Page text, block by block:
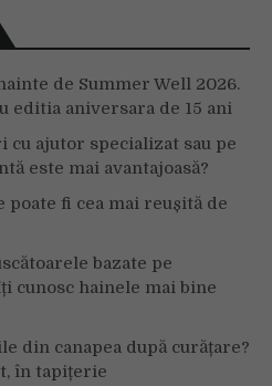
de Summer Well 2026.
editia aniversara de 15 ani
cu ajutor specializat sau pe
este mai avantajoasă?
fi cea mai reușită de
bazate pe
cunosc hainele mai bine
din canapea după curățare?
în tapițerie